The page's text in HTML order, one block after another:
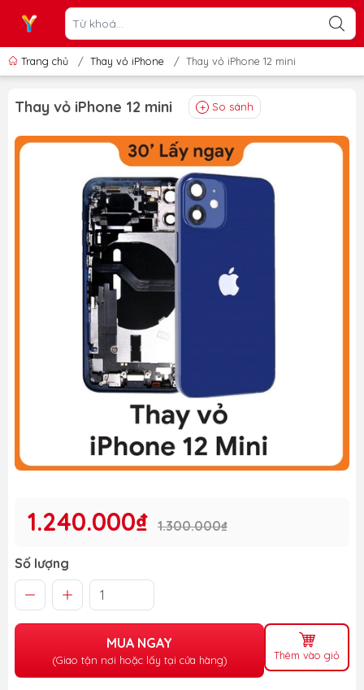
Trang chủ / Thay vỏ iPhone / Thay vỏ iPhone 12 mini
Thay vỏ iPhone 12 mini So sánh
1.240.000₫ 1.300.000₫
Số lượng
MUA NGAY
(Giao tận nơi hoặc lấy tại cửa hàng) Thêm vào giỏ